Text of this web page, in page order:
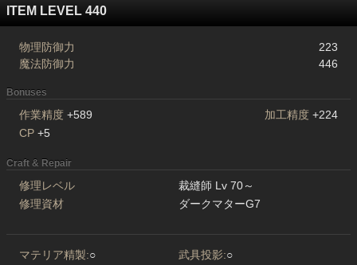
ITEM LEVEL 440
物理防御力
223
魔法防御力
446
Bonuses
作業精度 +589 加工精度 +224
CP +5
Craft & Repair
修理レベル
裁縫師 Lv 70～
修理資材
ダークマターG7
マテリア精製:○ 武具投影:○